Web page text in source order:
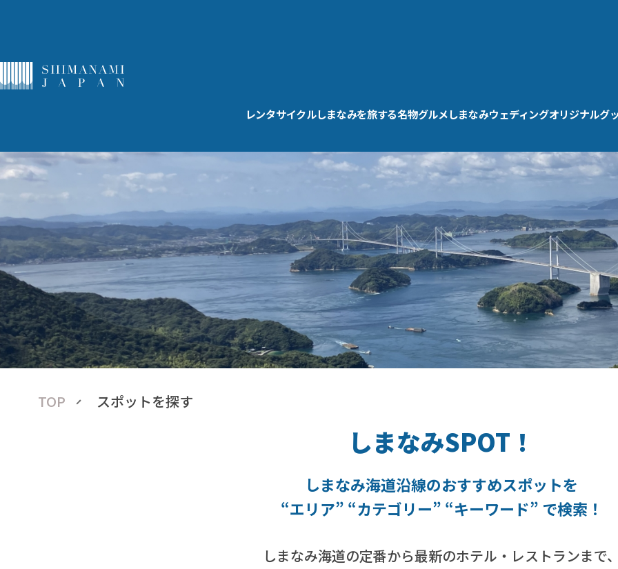
レンタサイクルしまなみを旅する名物グルメしまなみウェディングオリジナルグ
TOP スポットを探す
しまなみSPOT！
しまなみ海道沿線のおすすめスポットを
“エリア” “カテゴリー” “キーワード” で検索！
しまなみ海道の定番から最新のホテル・レストランまで